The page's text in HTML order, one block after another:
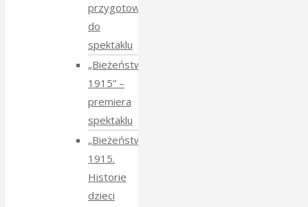
przygotowania
do
spektaklu
„Bieżeństwo
1915” –
premiera
spektaklu
„Bieżeństwo
1915.
Historie
dzieci